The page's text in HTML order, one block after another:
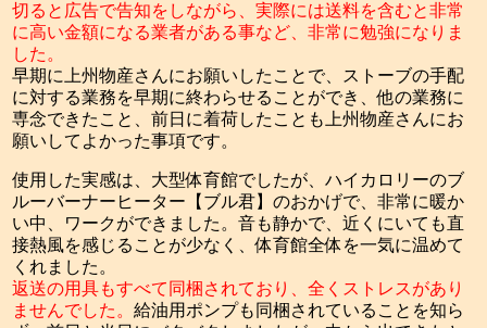
切ると広告で告知をしながら、実際には送料を含むと非常
に高い金額になる業者がある事など、非常に勉強になりま
した。
早期に上州物産さんにお願いしたことで、ストーブの手配
に対する業務を早期に終わらせることができ、他の業務に
専念できたこと、前日に着荷したことも上州物産さんにお
願いしてよかった事項です。
使用した実感は、大型体育館でしたが、ハイカロリーのブ
ルーバーナーヒーター【ブル君】のおかげで、非常に暖か
い中、ワークができました。音も静かで、近くにいても直
接熱風を感じることが少なく、体育館全体を一気に温めて
くれました。
返送の用具もすべて同梱されており、全くストレスがあり
ませんでした。給油用ポンプも同梱されていることを知ら